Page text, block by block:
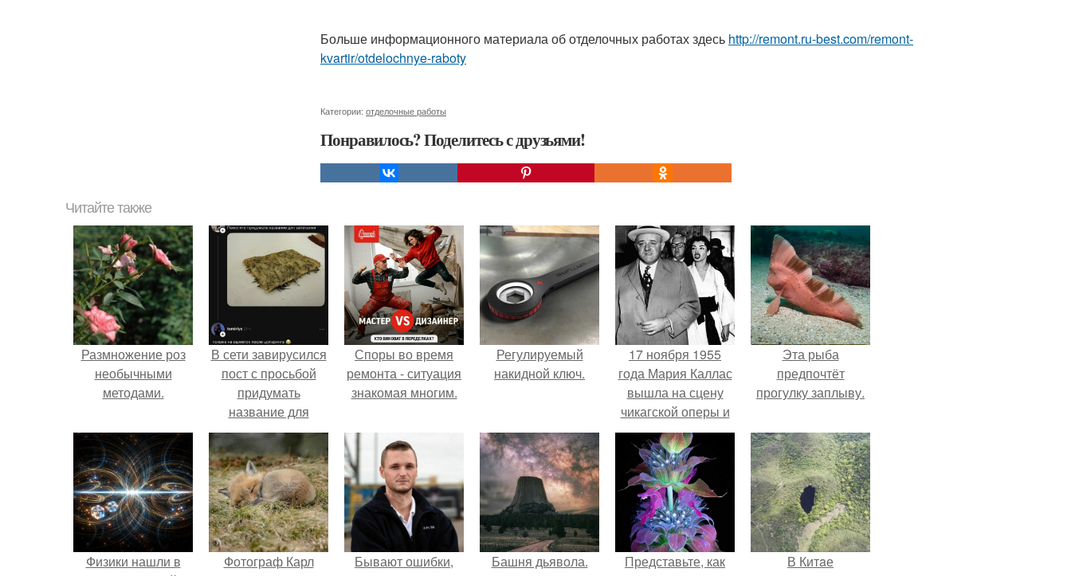
Больше информационного материала об отделочных работах здесь http://remont.ru-best.com/remont-
kvartir/otdelochnye-raboty
Категории: отделочные работы
Понравилось? Поделитесь с друзьями!
Читайте также
Размножение роз
необычными
методами.
В сети завирусился
пост с просьбой
придумать
название для
домашней
запеканки.
Споры во время
ремонта - ситуация
знакомая многим.
Регулируемый
накидной ключ.
17 ноября 1955
года Мария Каллас
вышла на сцену
чикагской оперы и
сорвала овации.
Эта рыба
предпочтёт
прогулку заплыву.
Физики нашли в
Фотограф Карл
Бывают ошибки,
Башня дьявола.
Представьте, как
В Китaе